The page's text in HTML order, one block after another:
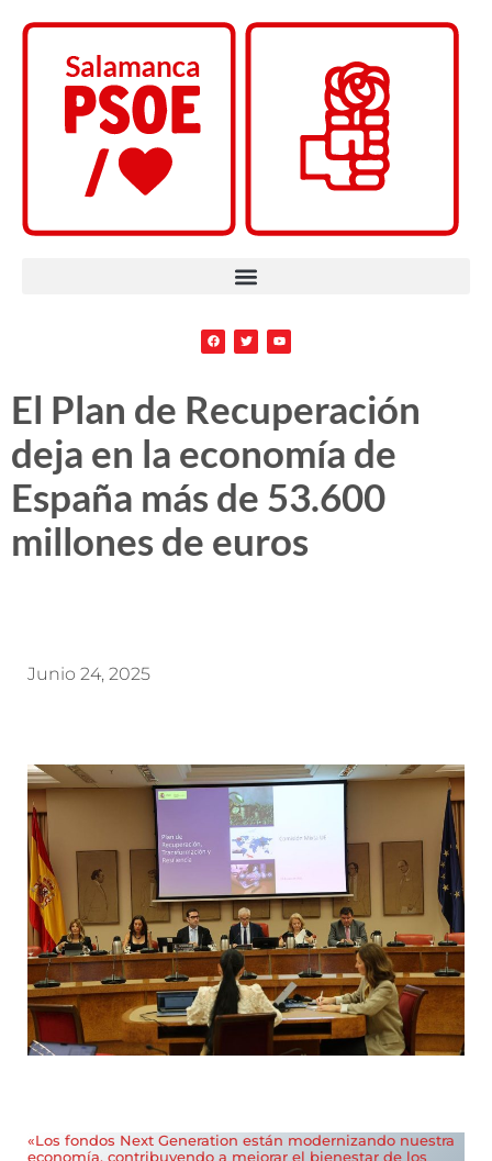
El Plan de Recuperación
deja en la economía de
España más de 53.600
millones de euros
Junio 24, 2025
«Los fondos Next Generation están modernizando nuestra
economía, contribuyendo a mejorar el bienestar de los